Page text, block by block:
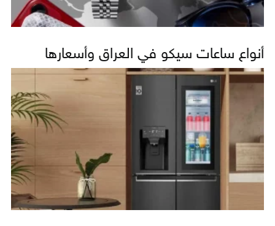
أنواع ساعات سيكو في العراق وأسعارها